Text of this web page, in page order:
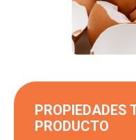
PROPIEDADES
PRODUCTO